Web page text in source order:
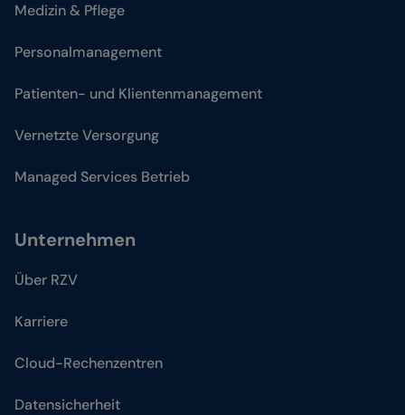
Medizin & Pflege
Personalmanagement
Patienten- und Klientenmanagement
Vernetzte Versorgung
Managed Services Betrieb
Unternehmen
Über RZV
Karriere
Cloud-Rechenzentren
Datensicherheit